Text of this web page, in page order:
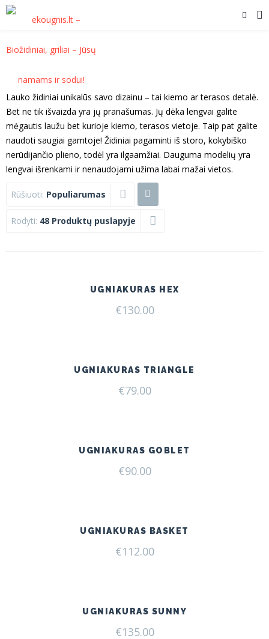
Lauko židiniai unikalūs savo dizainu – tai kiemo ar terasos detalė.
Bet ne tik išvaizda yra jų pranašumas. Jų dėka lengvai galite
mėgautis laužu bet kurioje kiemo, terasos vietoje. Taip pat galite
naudoti saugiai gamtoje! Židiniai pagaminti iš storo, kokybiško
nerūdijančio plieno, todėl yra ilgaamžiai. Dauguma modelių yra
lengvai išrenkami ir nenaudojami užima labai mažai vietos.
Rūšiuoti: Populiarumas
Rodyti: 48 Produktų puslapyje
UGNIAKURAS HEX
€130.00
UGNIAKURAS TRIANGLE
€79.00
UGNIAKURAS GOBLET
€90.00
UGNIAKURAS BASKET
€112.00
UGNIAKURAS SUNNY
€135.00